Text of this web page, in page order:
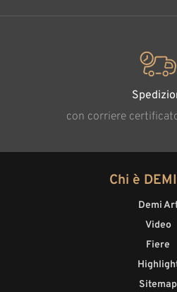
con corriere
Chi è
Demi
Video
Fiere
Sitemap